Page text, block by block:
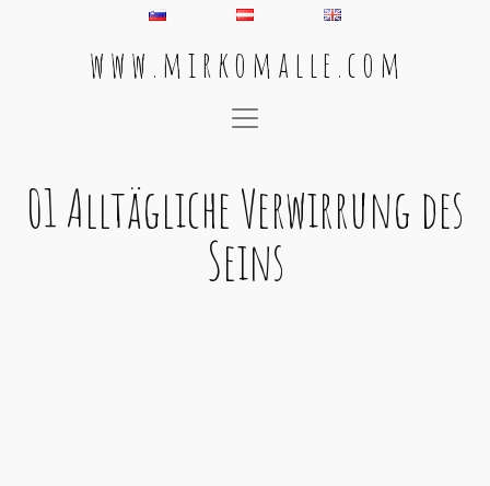
w w w . m i r k o m a l l e . c o m
Main Navigation
01 Alltägliche Verwirrung des
Seins